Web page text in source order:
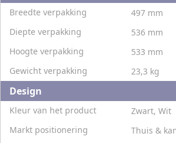
Breedte verpakking
497 mm
Diepte verpakking
536 mm
Hoogte verpakking
533 mm
Gewicht verpakking
23,3 kg
Design
Kleur van het product
Zwart, Wit
Markt positionering
Thuis &